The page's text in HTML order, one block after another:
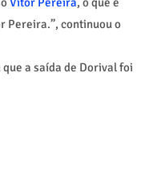
Pereira.”, continuou o
a saída de Dorival foi